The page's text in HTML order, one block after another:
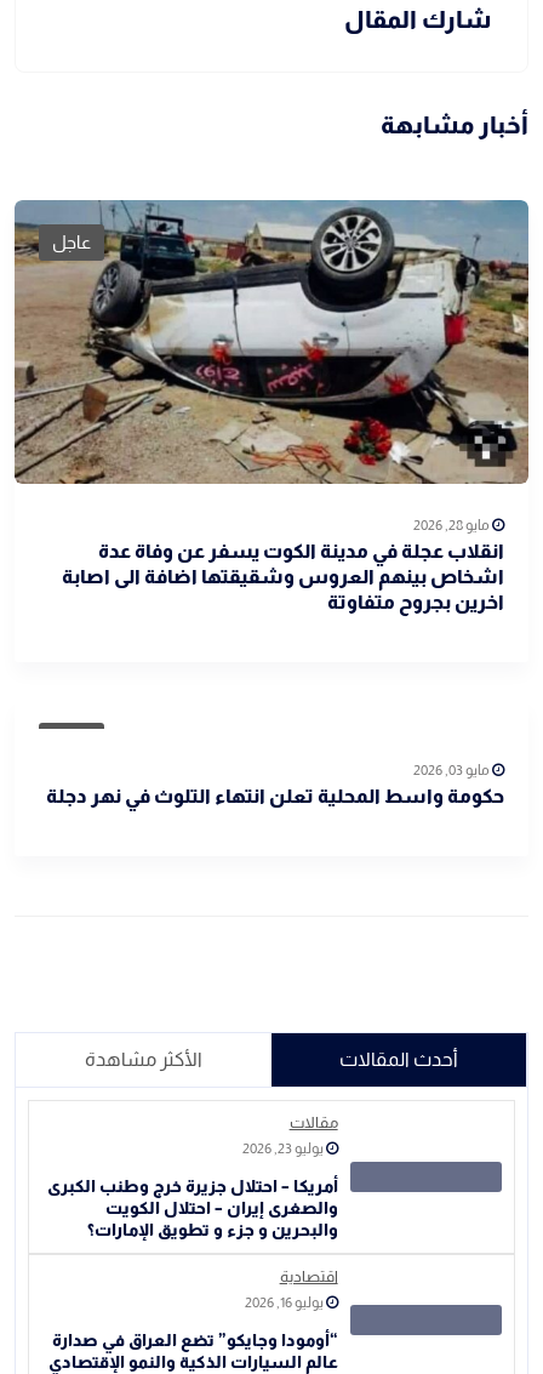
شارك المقال
أخبار مشابهة
عاجل
مايو 28, 2026
انقلاب عجلة في مدينة الكوت يسفر عن وفاة عدة
اشخاص بينهم العروس وشقيقتها اضافة الى اصابة
اخرين بجروح متفاوتة
مايو 03, 2026
حكومة واسط المحلية تعلن انتهاء التلوث في نهر دجلة
أحدث المقالات الأكثر مشاهدة
مقالات
يوليو 23, 2026
أمريكا – احتلال جزيرة خرج وطنب الكبرى
والصغرى إيران – احتلال الكويت
والبحرين و جزء و تطويق الإمارات؟
اقتصادية
يوليو 16, 2026
“أومودا وجايكو” تضع العراق في صدارة
عالم السيارات الذكية والنمو الإقتصادي